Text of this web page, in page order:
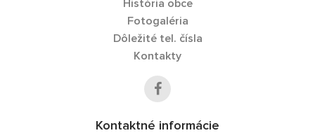
História obce
Fotogaléria
Dôležité tel. čísla
Kontakty
Kontaktné informácie